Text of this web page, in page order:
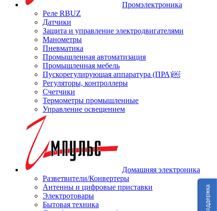
Промэлектроника
Реле RBUZ
Датчики
Защита и управление электродвигателями
Манометры
Пневматика
Промышленная автоматизация
Промышленная мебель
Пускорегулирующая аппаратура (ПРА)￼
Регуляторы, контроллеры
Счетчики
Термометры промышленные
Управление освещением
Домашняя электроника
Разветвители/Конвертеры
Антенны и цифровые приставки
Электротовары
Бытовая техника